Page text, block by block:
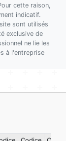
cette raison,
indicatif.
sont utilisés
exclusive de
ne lie les
à l'entreprise